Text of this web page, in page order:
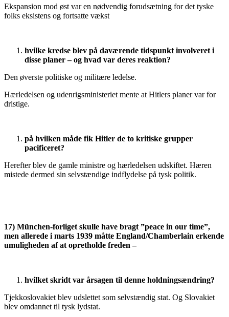
Ekspansion mod øst var en nødvendig forudsætning for det tyske
folks eksistens og fortsatte vækst
hvilke kredse blev på daværende tidspunkt involveret i
disse planer – og hvad var deres reaktion?
Den øverste politiske og militære ledelse.
Hærledelsen og udenrigsministeriet mente at Hitlers planer var for
dristige.
på hvilken måde fik Hitler de to kritiske grupper
pacificeret?
Herefter blev de gamle ministre og hærledelsen udskiftet. Hæren
mistede dermed sin selvstændige indflydelse på tysk politik.
17) München-forliget skulle have bragt ”peace in our time”,
men allerede i marts 1939 måtte England/Chamberlain erkende
umuligheden af at opretholde freden –
hvilket skridt var årsagen til denne holdningsændring?
Tjekkoslovakiet blev udslettet som selvstændig stat. Og Slovakiet
blev omdannet til tysk lydstat.